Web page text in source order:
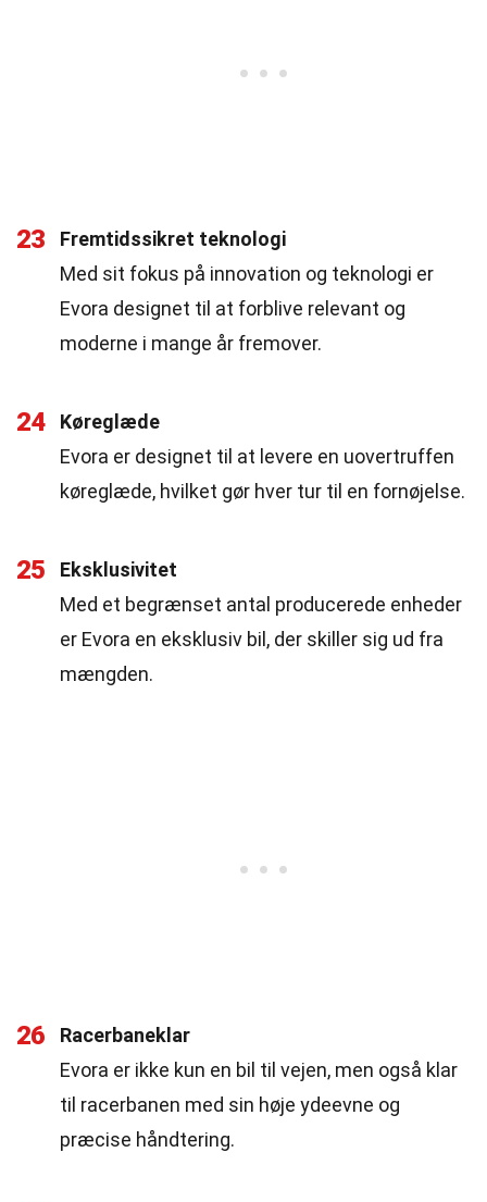
23
Fremtidssikret teknologi
Med sit fokus på innovation og teknologi er
Evora designet til at forblive relevant og
moderne i mange år fremover.
24
Køreglæde
Evora er designet til at levere en uovertruffen
køreglæde, hvilket gør hver tur til en fornøjelse.
25
Eksklusivitet
Med et begrænset antal producerede enheder
er Evora en eksklusiv bil, der skiller sig ud fra
mængden.
26
Racerbaneklar
Evora er ikke kun en bil til vejen, men også klar
til racerbanen med sin høje ydeevne og
præcise håndtering.